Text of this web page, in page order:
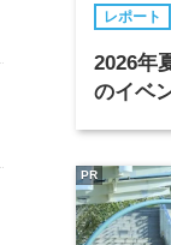
レポート
2026年
のイベ
PR